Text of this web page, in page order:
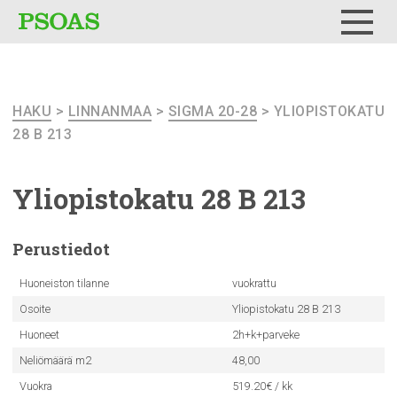
HAKU > LINNANMAA > SIGMA 20-28 > YLIOPISTOKATU
28 B 213
Yliopistokatu 28 B 213
Perustiedot
Huoneiston tilanne
vuokrattu
Osoite
Yliopistokatu 28 B 213
Huoneet
2h+k+parveke
Neliömäärä m2
48,00
Vuokra
519.20€ / kk